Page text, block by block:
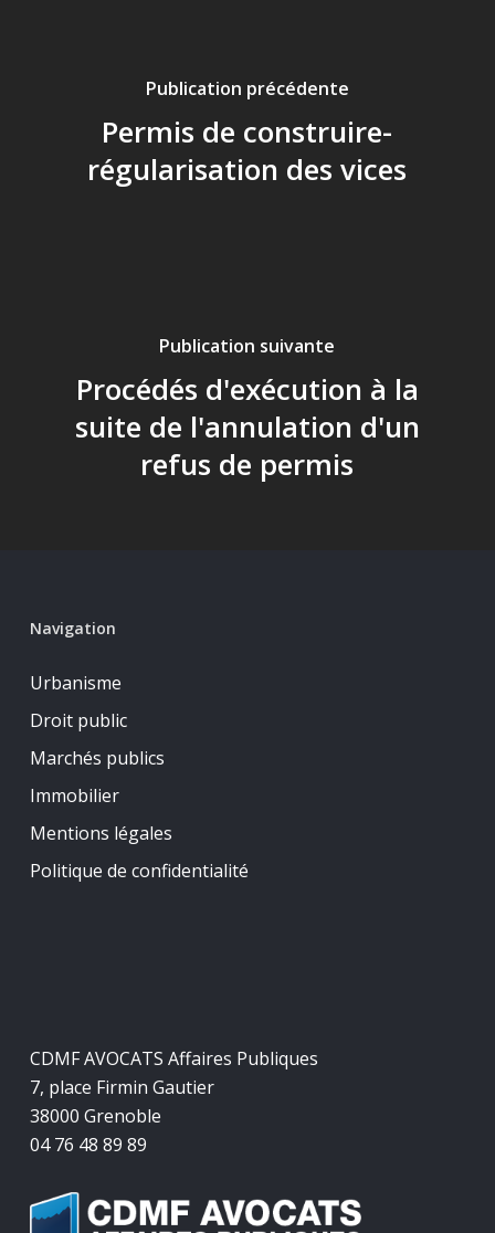
Publication précédente
Permis de construire-
régularisation des vices
Publication suivante
Procédés d'exécution à la
suite de l'annulation d'un
refus de permis
Navigation
Urbanisme
Droit public
Marchés publics
Immobilier
Mentions légales
Politique de confidentialité
CDMF AVOCATS Affaires Publiques
7, place Firmin Gautier
38000 Grenoble
04 76 48 89 89